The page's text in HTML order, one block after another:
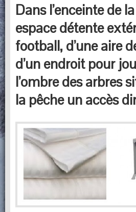
Dans l’enceinte de
espace détente
football, d’une aire
d’un endroit pour
l’ombre des arbres
la pêche un accès